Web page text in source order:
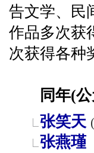
告文学、民
作品多次获
次获得各种
同年(公元
张笑天 (
张燕瑾